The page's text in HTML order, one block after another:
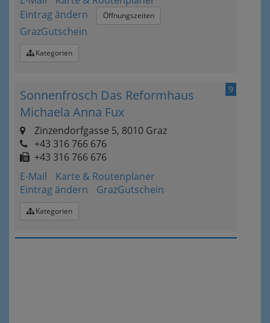
Eintrag ändern
Öffnungszeiten
GrazGutschein
Kategorien
9
Sonnenfrosch Das Reformhaus
Michaela Anna Fux
Zinzendorfgasse 5, 8010 Graz
+43 316 766 676
+43 316 766 676
E-Mail
Karte & Routenplaner
Eintrag ändern
GrazGutschein
Kategorien